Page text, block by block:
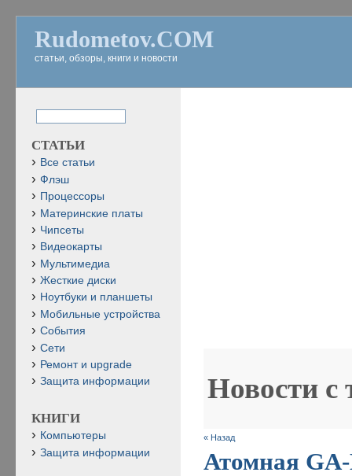
Rudometov.COM
статьи, обзоры, книги и новости
Новости с
« Назад
Атомная
СТАТЬИ
Все статьи
Флэш
Процессоры
Материнские платы
Чипсеты
Видеокарты
Мультимедиа
Жесткие диски
Ноутбуки и планшеты
Мобильные устройства
События
Сети
Ремонт и upgrade
Защита информации
КНИГИ
Компьютеры
Защита информации